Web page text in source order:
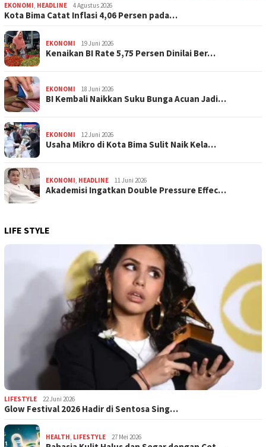
EKONOMI, HEADLINE 4 Agustus 2026
Kota Bima Catat Inflasi 4,06 Persen pada…
EKONOMI 19 Juni 2026
Kenaikan BI Rate 5,75 Persen Dinilai Ber…
EKONOMI 18 Juni 2026
BI Kembali Naikkan Suku Bunga Acuan Jadi…
EKONOMI 12 Juni 2026
Usaha Mikro di Kota Bima Sulit Naik Kela…
EKONOMI, HEADLINE 11 Juni 2026
Akademisi Ingatkan Double Pressure Effec…
LIFE STYLE
LIFESTYLE 22 Juni 2026
Glow Festival 2026 Hadir di Sentosa Sing…
HEALTH, LIFESTYLE 27 Mei 2026